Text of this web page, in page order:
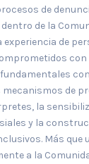
de
de la
experiencia de
con
mecanismos de
la
y la
Más que
a la